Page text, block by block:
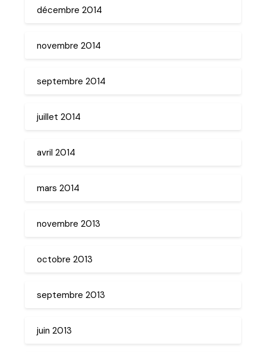
décembre 2014
novembre 2014
septembre 2014
juillet 2014
avril 2014
mars 2014
novembre 2013
octobre 2013
septembre 2013
juin 2013